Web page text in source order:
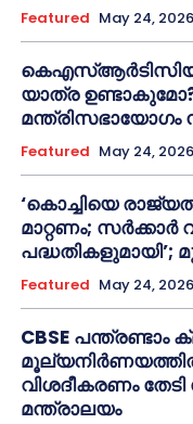
Featured May 24, 2026
യാത്ര
മന്ത്രിസഭായോഗം
Featured May 24, 2026
‘കൊച്ചിയെ
മാറ്റണം;
പദ്ധതികളുമായി’;
Featured May 24, 2026
CBSE പന്ത്രണ്ടാം
വിശദീകരണം
മന്ത്രാലയം